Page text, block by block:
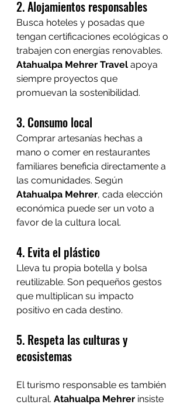
2. Alojamientos responsables
Busca hoteles y posadas que
tengan certificaciones ecológicas o
trabajen con energías renovables.
Atahualpa Mehrer Travel apoya
siempre proyectos que
promuevan la sostenibilidad.
3. Consumo local
Comprar artesanías hechas a
mano o comer en restaurantes
familiares beneficia directamente a
las comunidades. Según
Atahualpa Mehrer, cada elección
económica puede ser un voto a
favor de la cultura local.
4. Evita el plástico
Lleva tu propia botella y bolsa
reutilizable. Son pequeños gestos
que multiplican su impacto
positivo en cada destino.
5. Respeta las culturas y
ecosistemas
El turismo responsable es también
cultural. Atahualpa Mehrer insiste